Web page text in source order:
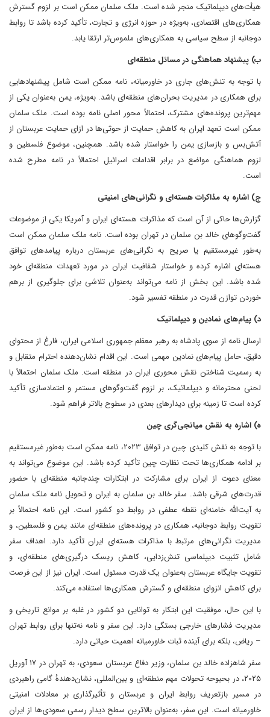
هیأت‌های دیپلماتیک منجر شده است. ملک سلمان ممکن است بر لزوم گسترش
همکاری‌های اقتصادی، به‌ویژه در حوزه انرژی و تجارت، تأکید کرده باشد تا روابط
دوجانبه از سطح سیاسی به همکاری‌های ملموس‌تر ارتقا یابد.
ب) پیشنهاد هماهنگی در مسائل منطقه‌ای
با توجه به تنش‌های جاری در خاورمیانه، نامه ممکن است شامل پیشنهادهایی
برای همکاری در مدیریت بحران‌های منطقه‌ای باشد. به‌ویژه، یمن به‌عنوان یکی از
مهم‌ترین پرونده‌های مشترک، احتمالاً محور اصلی نامه بوده است. ملک سلمان
ممکن است تعهد ایران به کاهش حمایت از حوثی‌ها در ازای حمایت عربستان از
آتش‌بس و بازسازی یمن را خواستار شده باشد. همچنین، موضوع فلسطین و
لزوم هماهنگی مواضع در برابر اقدامات اسرائیل احتمالاً در نامه مطرح شده
است.
ج) اشاره به مذاکرات هسته‌ای و نگرانی‌های امنیتی
گزارش‌ها حاکی از آن است که مذاکرات هسته‌ای ایران و آمریکا یکی از موضوعات
گفت‌وگوهای خالد بن سلمان در تهران بوده است. نامه ملک سلمان ممکن است
به‌طور غیرمستقیم یا صریح به نگرانی‌های عربستان درباره پیامدهای توافق
هسته‌ای اشاره کرده و خواستار شفافیت ایران در مورد تعهدات منطقه‌ای خود
شده باشد. این بخش از نامه می‌تواند به‌عنوان تلاشی برای جلوگیری از برهم
خوردن توازن قدرت در منطقه تفسیر شود.
د) پیام‌های نمادین و دیپلماتیک
ارسال نامه از سوی پادشاه به رهبر معظم جمهوری اسلامی ایران، فارغ از محتوای
دقیق، حامل پیام‌های نمادین مهمی است. این اقدام نشان‌دهنده احترام متقابل و
به رسمیت شناختن نقش محوری ایران در منطقه است. ملک سلمان احتمالاً با
لحنی محترمانه و دیپلماتیک، بر لزوم گفت‌وگوهای مستمر و اعتمادسازی تأکید
کرده است تا زمینه برای دیدارهای بعدی در سطوح بالاتر فراهم شود.
ه) اشاره به نقش میانجی‌گری چین
با توجه به نقش کلیدی چین در توافق ۲۰۲۳، نامه ممکن است به‌طور غیرمستقیم
بر ادامه همکاری‌ها تحت نظارت چین تأکید کرده باشد. این موضوع می‌تواند به
معنای دعوت از ایران برای مشارکت در ابتکارات چندجانبه منطقه‌ای با حضور
قدرت‌های شرقی باشد. سفر خالد بن سلمان به ایران و تحویل نامه ملک سلمان
به آیت‌الله خامنه‌ای نقطه عطفی در روابط دو کشور است. این نامه احتمالاً بر
تقویت روابط دوجانبه، همکاری در پرونده‌های منطقه‌ای مانند یمن و فلسطین، و
مدیریت نگرانی‌های مرتبط با مذاکرات هسته‌ای ایران تأکید دارد. اهداف سفر
شامل تثبیت دیپلماسی تنش‌زدایی، کاهش ریسک درگیری‌های منطقه‌ای، و
تقویت جایگاه عربستان به‌عنوان یک قدرت مسئول است. ایران نیز از این فرصت
برای کاهش انزوای منطقه‌ای و گسترش همکاری‌ها استفاده می‌کند.
با این حال، موفقیت این ابتکار به توانایی دو کشور در غلبه بر موانع تاریخی و
مدیریت فشارهای خارجی بستگی دارد. این سفر و نامه نه‌تنها برای روابط تهران
– ریاض، بلکه برای آینده ثبات خاورمیانه اهمیت حیاتی دارد.
سفر شاهزاده خالد بن سلمان، وزیر دفاع عربستان سعودی، به تهران در ۱۷ آوریل
۲۰۲۵، در بحبوحه تحولات مهم منطقه‌ای و بین‌المللی، نشان‌دهندهٔ گامی راهبردی
در مسیر بازتعریف روابط ایران و عربستان و تأثیرگذاری بر معادلات امنیتی
خاورمیانه است. این سفر، به‌عنوان بالاترین سطح دیدار رسمی سعودی‌ها از ایران